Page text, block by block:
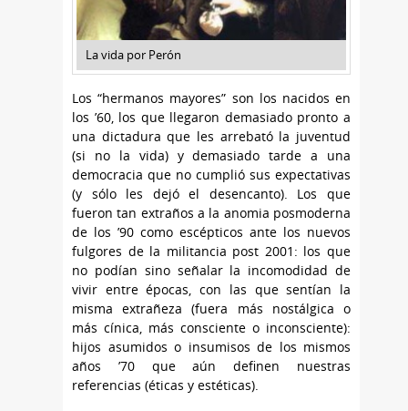
La vida por Perón
Los “hermanos mayores” son los nacidos en
los ’60, los que llegaron demasiado pronto a
una dictadura que les arrebató la juventud
(si no la vida) y demasiado tarde a una
democracia que no cumplió sus expectativas
(y sólo les dejó el desencanto). Los que
fueron tan extraños a la anomia posmoderna
de los ’90 como escépticos ante los nuevos
fulgores de la militancia post 2001: los que
no podían sino señalar la incomodidad de
vivir entre épocas, con las que sentían la
misma extrañeza (fuera más nostálgica o
más cínica, más consciente o inconsciente):
hijos asumidos o insumisos de los mismos
años ’70 que aún definen nuestras
referencias (éticas y estéticas).